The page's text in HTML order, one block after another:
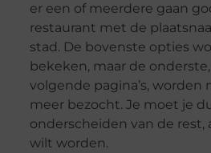
er een of meerdere gaan
restaurant met de
stad. De bovenste opties
bekeken, maar de
volgende pagina’s, worden
meer bezocht. Je moet je
onderscheiden van de rest,
wilt worden.